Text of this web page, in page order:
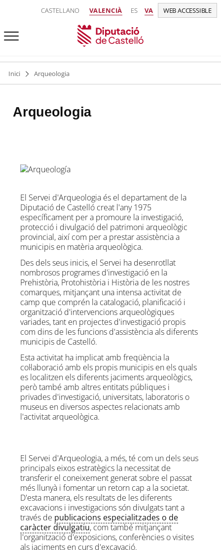
CASTELLANO VALENCIÀ ES VA WEB ACCESSIBLE
Inici Arqueologia
Arqueologia
El Servei d'Arqueologia és el departament de la
Diputació de Castelló creat l'any 1975
específicament per a promoure la investigació,
protecció i divulgació del patrimoni arqueològic
provincial, així com per a prestar assistència a
municipis en matèria arqueològica.
Des dels seus inicis, el Servei ha desenrotllat
nombrosos programes d'investigació en la
Prehistòria, Protohistòria i Història de les nostres
comarques, mitjançant una intensa activitat de
camp que comprén la catalogació, planificació i
organització d'intervencions arqueològiques
variades, tant en projectes d'investigació propis
com dins de les funcions d'assistència als diferents
municipis de Castelló.
Esta activitat ha implicat amb freqüència la
col·laboració amb els propis municipis en els quals
es localitzen els diferents jaciments arqueològics,
però també amb altres entitats públiques i
privades d'investigació, universitats, laboratoris o
museus en diversos aspectes relacionats amb
l'activitat arqueològica.
El Servei d'Arqueologia, a més, té com un dels seus
principals eixos estratègics la necessitat de
transferir el coneixement generat sobre el passat
més llunyà i fomentar un retorn cap a la societat.
D'esta manera, els resultats de les diferents
excavacions i investigacions són divulgats tant a
través de publicacions especialitzades o de
caràcter divulgatiu, com també mitjançant
l'organització d'exposicions, conferències o visites
als jaciments en curs d'excavació.